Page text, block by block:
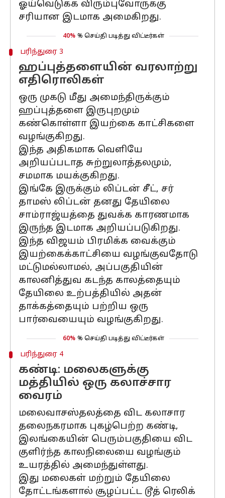
ஓய்வெடுக்க விரும்புவோருக்கு
சரியான இடமாக அமைகிறது.
40% % செய்தி படித்து விட்டீர்கள்
பரிந்துரை 3
ஹப்புத்தளையின் வரலாற்று
எதிரொலிகள்
ஒரு முகடு மீது அமைந்திருக்கும்
ஹப்புத்தளை இருபுறமும்
கண்கொள்ளா இயற்கை காட்சிகளை
வழங்குகிறது.
இந்த அதிகமாக வெளியே
அறியப்படாத சுற்றுலாத்தலமும்,
சமமாக மயக்குகிறது.
இங்கே இருக்கும் லிப்டன் சீட், சர்
தாமஸ் லிப்டன் தனது தேயிலை
சாம்ராஜ்யத்தை துவக்க காரணமாக
இருந்த இடமாக அறியப்படுகிறது.
இந்த விஜயம் பிரமிக்க வைக்கும்
இயற்கைக்காட்சியை வழங்குவதோடு
மட்டுமல்லாமல், அப்பகுதியின்
காலனித்துவ கடந்த காலத்தையும்
தேயிலை உற்பத்தியில் அதன்
தாக்கத்தையும் பற்றிய ஒரு
பார்வையையும் வழங்குகிறது.
60% % செய்தி படித்து விட்டீர்கள்
பரிந்துரை 4
கண்டி: மலைகளுக்கு
மத்தியில் ஒரு கலாச்சார
வைரம்
மலைவாசஸ்தலத்தை விட கலாசார
தலைநகரமாக புகழ்பெற்ற கண்டி,
இலங்கையின் பெரும்பகுதியை விட
குளிர்ந்த காலநிலையை வழங்கும்
உயரத்தில் அமைந்துள்ளது.
இது மலைகள் மற்றும் தேயிலை
தோட்டங்களால் சூழப்பட்ட டூத் ரெலிக்